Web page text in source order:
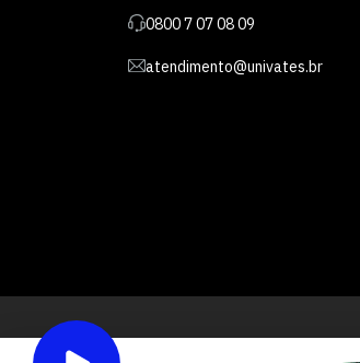
0800 7 07 08 09
atendimento@univates.br